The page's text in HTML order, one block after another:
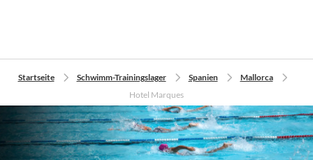
Startseite Schwimm-Trainingslager Spanien
Mallorca
Hotel Marques